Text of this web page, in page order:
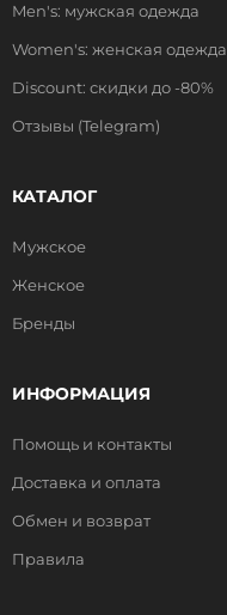
Men's: мужская одежда
Women's: женская одежда
Discount: скидки до -80%
Отзывы (Telegram)
КАТАЛОГ
Мужское
Женское
Бренды
ИНФОРМАЦИЯ
Помощь и контакты
Доставка и оплата
Обмен и возврат
Правила